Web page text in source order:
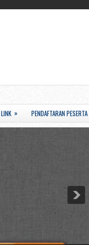
LINK » PENDAFTARAN PESERTA